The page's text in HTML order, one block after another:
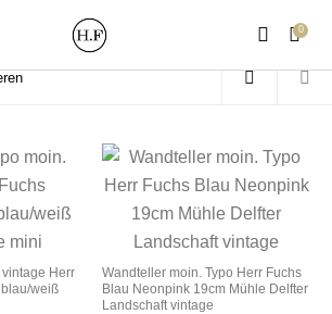
0
On Sale! Wandteller Geschirrtücher
Magneten
Mützen / Beanies und
mit „Delfter“
Herr
weiß
Wandteller moin. Typo Herr Fuchs
Blau Neonpink 19cm Mühle Delfter
Landschaft vintage